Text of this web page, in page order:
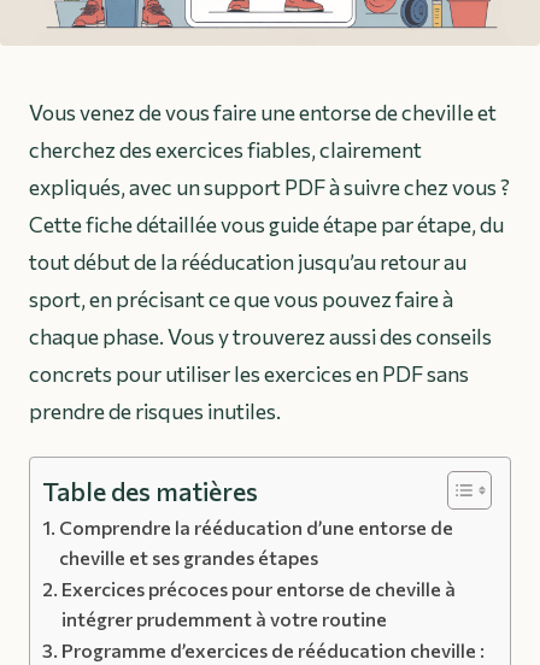
Vous venez de vous faire une entorse de cheville et
cherchez des exercices fiables, clairement
expliqués, avec un support PDF à suivre chez vous ?
Cette fiche détaillée vous guide étape par étape, du
tout début de la rééducation jusqu’au retour au
sport, en précisant ce que vous pouvez faire à
chaque phase. Vous y trouverez aussi des conseils
concrets pour utiliser les exercices en PDF sans
prendre de risques inutiles.
Table des matières
Comprendre la rééducation d’une entorse de
cheville et ses grandes étapes
Exercices précoces pour entorse de cheville à
intégrer prudemment à votre routine
Programme d’exercices de rééducation cheville :